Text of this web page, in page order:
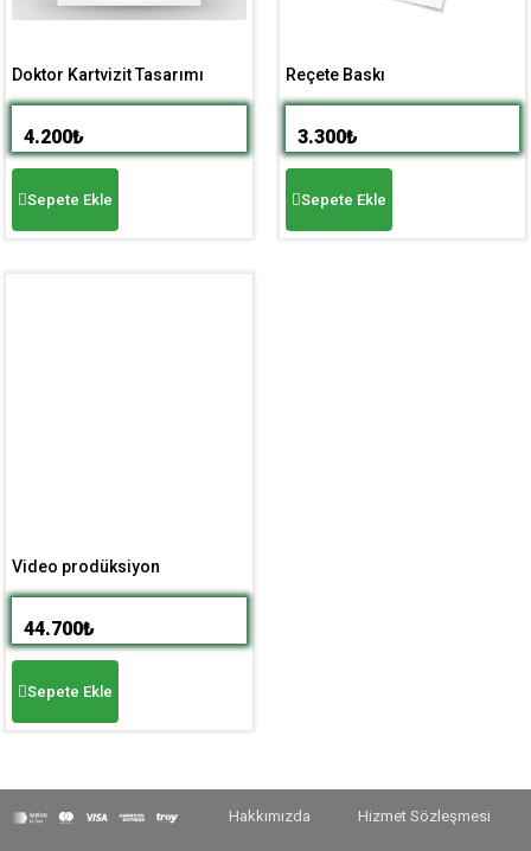
Doktor Kartvizit Tasarımı
4.200₺
Sepete Ekle
Reçete Baskı
3.300₺
Sepete Ekle
Video prodüksiyon
44.700₺
Sepete Ekle
Hakkımızda Hizmet Sözleşmesi